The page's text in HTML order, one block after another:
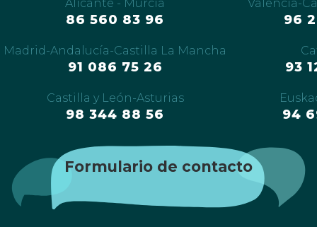
Alicante - Murcia
86 560 83 96
Valencia-
96
Madrid-Andalucía-Castilla La Mancha
91 086 75 26 93
Castilla y León-Asturias
98 344 88 56 94
Formulario de contacto